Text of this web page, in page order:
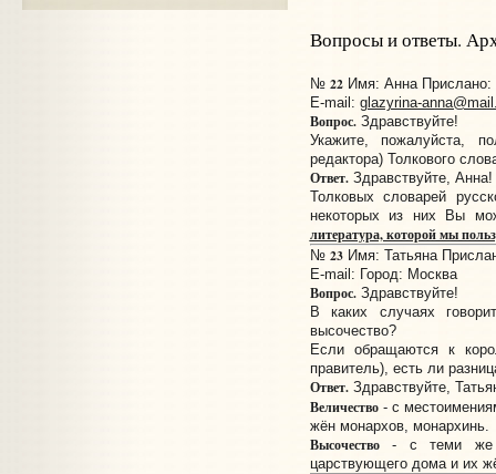
Вопросы и ответы.
№ 22Имя: Анна Прислано:
E-mail: glazyrina-
Вопрос.Здравствуйте!
Укажите, пожалуйста,
редактора) Толкового
Ответ.Здравствуйте, Анна!
Толковых словарей
некоторых из них Вы
литература, которой мы
№ 23Имя: Татьяна
E-mail: Город: Москва
Вопрос.Здравствуйте!
В каких случаях
высочество?
Если обращаются к
правитель), есть ли
Ответ.Здравствуйте,
Величество- с
жён монархов, монархинь.
Высочество- с теми же
царствующего дома и их